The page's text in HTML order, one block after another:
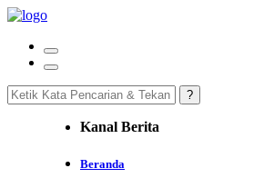
Kanal Berita
Beranda